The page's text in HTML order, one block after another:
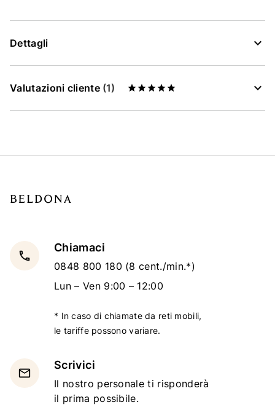
Dettagli
Valutazioni cliente (1)
local_phone
Chiamaci
0848 800 180 (8 cent./min.*)
Lun – Ven 9:00 – 12:00
* In caso di chiamate da reti mobili,
le tariffe possono variare.
email
Scrivici
Il nostro personale ti risponderà
il prima possibile.